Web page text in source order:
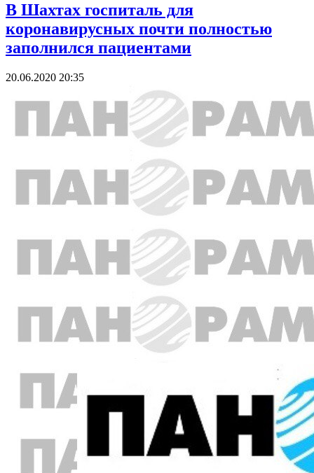
В Шахтах госпиталь для
коронавирусных почти полностью
заполнился пациентами
20.06.2020 20:35